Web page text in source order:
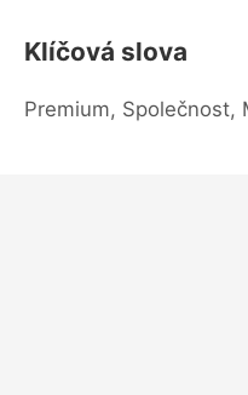
Klíčová slova
Premium, Společnost,